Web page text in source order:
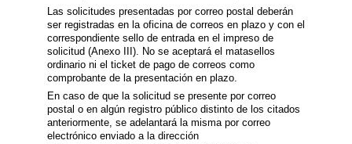
Las solicitudes presentadas por correo postal deberán
ser registradas en la oficina de correos en plazo y con el
correspondiente sello de entrada en el impreso de
solicitud (Anexo III). No se aceptará el matasellos
ordinario ni el ticket de pago de correos como
comprobante de la presentación en plazo.
En caso de que la solicitud se presente por correo
postal o en algún registro público distinto de los citados
anteriormente, se adelantará la misma por correo
electrónico enviado a la dirección